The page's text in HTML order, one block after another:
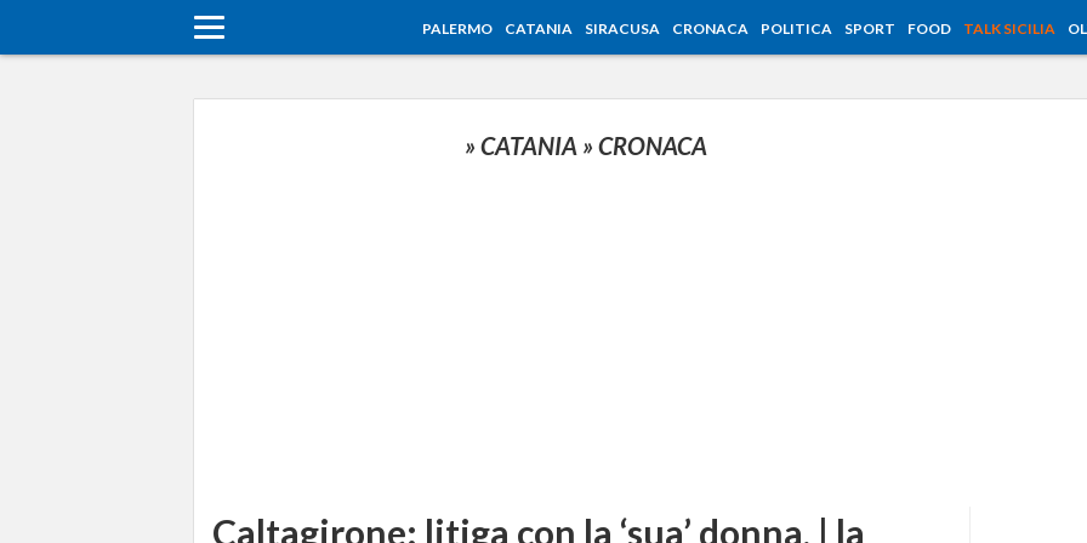
PALERMO CATANIA SIRACUSA CRONACA POLITICA SPORT FOOD TALK SICILIA
» CATANIA » CRONACA
Caltagirone: litiga con la ‘sua’ donna, | la